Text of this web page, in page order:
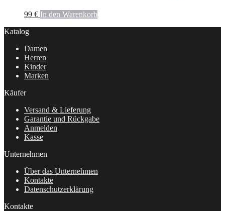
99 € In den Warenkorb
Katalog
Damen
Herren
Kinder
Marken
Käufer
Versand & Lieferung
Garantie und Rückgabe
Anmelden
Kasse
Unternehmen
Über das Unternehmen
Kontakte
Datenschutzerklärung
Kontakte